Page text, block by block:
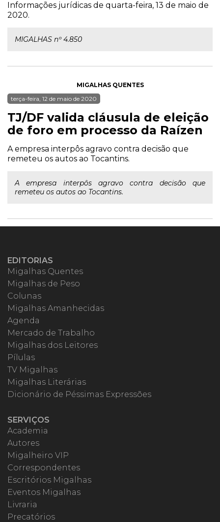
Informações jurídicas de quarta-feira, 13 de maio de
2020.
MIGALHAS nº 4.850
MIGALHAS QUENTES
terça-feira, 12 de maio de 2020
TJ/DF valida cláusula de eleição
de foro em processo da Raízen
A empresa interpôs agravo contra decisão que
remeteu os autos ao Tocantins.
A empresa interpôs agravo contra decisão que
remeteu os autos ao Tocantins.
EDITORIAS
Migalhas Quentes
Migalhas de Peso
Colunas
Migalhas Amanhecidas
Agenda
Mercado de Trabalho
Migalhas dos Leitores
Pílulas
TV Migalhas
Migalhas Literárias
Dicionário de Péssimas Expressões
SERVIÇOS
Academia
Autores
Migalheiro VIP
Correspondentes
Escritórios Migalhas
Eventos Migalhas
Livraria
Precatórios